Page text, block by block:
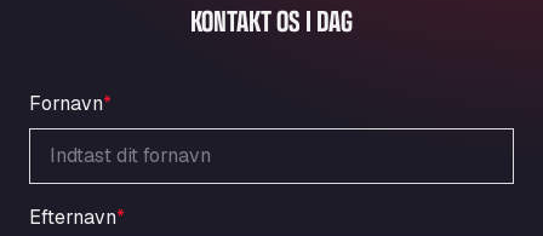
Oppelner Str. 1, 31167
Nellinger Str. 24, 89188
ARAL Autohof Preis
Schellweilerstraße 1, 66871
ARAL Tankstelle - XXL Truckwash.de
GmbH
KONTAKT OS I DAG
Fornavn*
Efternavn*